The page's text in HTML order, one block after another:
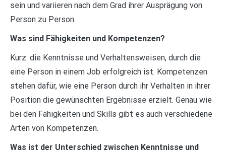
sein und variieren nach dem Grad ihrer Ausprägung von
Person zu Person.
Was sind Fähigkeiten und Kompetenzen?
Kurz: die Kenntnisse und Verhaltensweisen, durch die
eine Person in einem Job erfolgreich ist. Kompetenzen
stehen dafür, wie eine Person durch ihr Verhalten in ihrer
Position die gewünschten Ergebnisse erzielt. Genau wie
bei den Fähigkeiten und Skills gibt es auch verschiedene
Arten von Kompetenzen.
Was ist der Unterschied zwischen Kenntnisse und